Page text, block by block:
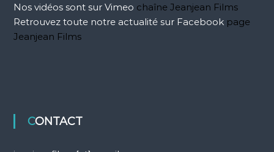
i
e
Nos vidéos sont sur Vimeo chaîne Jeanjean Films
Retrouvez toute notre actualité sur Facebook page
Jeanjean Films
CONTACT